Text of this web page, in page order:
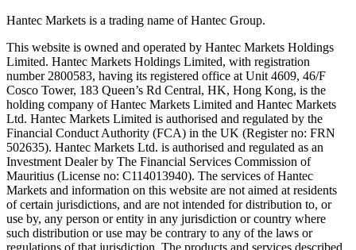
Hantec Markets is a trading name of Hantec Group.
This website is owned and operated by Hantec Markets Holdings
Limited. Hantec Markets Holdings Limited, with registration
number 2800583, having its registered office at Unit 4609, 46/F
Cosco Tower, 183 Queen’s Rd Central, HK, Hong Kong, is the
holding company of Hantec Markets Limited and Hantec Markets
Ltd. Hantec Markets Limited is authorised and regulated by the
Financial Conduct Authority (FCA) in the UK (Register no: FRN
502635). Hantec Markets Ltd. is authorised and regulated as an
Investment Dealer by The Financial Services Commission of
Mauritius (License no: C114013940). The services of Hantec
Markets and information on this website are not aimed at residents
of certain jurisdictions, and are not intended for distribution to, or
use by, any person or entity in any jurisdiction or country where
such distribution or use may be contrary to any of the laws or
regulations of that jurisdiction. The products and services described